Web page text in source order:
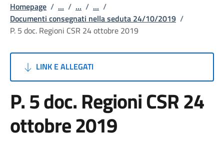
Homepage / ... / ... / ... /
Documenti consegnati nella seduta 24/10/2019 /
P. 5 doc. Regioni CSR 24 ottobre 2019
LINK E ALLEGATI
P. 5 doc. Regioni CSR 24
ottobre 2019